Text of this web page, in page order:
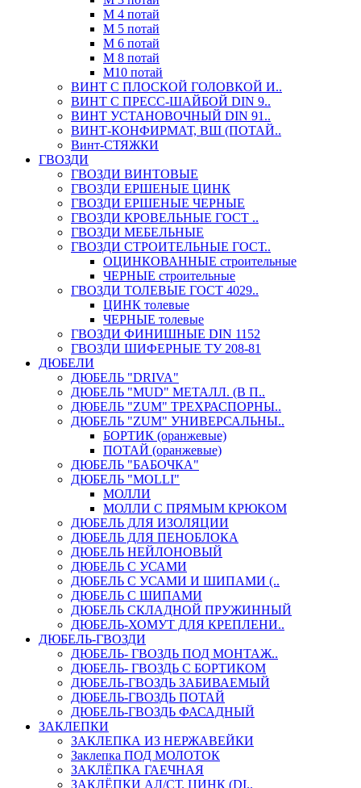
М 4 потай
М 5 потай
М 6 потай
М 8 потай
М10 потай
ВИНТ С ПЛОСКОЙ ГОЛОВКОЙ И..
ВИНТ С ПРЕСС-ШАЙБОЙ DIN 9..
ВИНТ УСТАНОВОЧНЫЙ DIN 91..
ВИНТ-КОНФИРМАТ, ВШ (ПОТАЙ..
Винт-СТЯЖКИ
ГВОЗДИ
ГВОЗДИ ВИНТОВЫЕ
ГВОЗДИ ЕРШЕНЫЕ ЦИНК
ГВОЗДИ ЕРШЕНЫЕ ЧЕРНЫЕ
ГВОЗДИ КРОВЕЛЬНЫЕ ГОСТ ..
ГВОЗДИ МЕБЕЛЬНЫЕ
ГВОЗДИ СТРОИТЕЛЬНЫЕ ГОСТ..
ОЦИНКОВАННЫЕ строительные
ЧЕРНЫЕ строительные
ГВОЗДИ ТОЛЕВЫЕ ГОСТ 4029..
ЦИНК толевые
ЧЕРНЫЕ толевые
ГВОЗДИ ФИНИШНЫЕ DIN 1152
ГВОЗДИ ШИФЕРНЫЕ ТУ 208-81
ДЮБЕЛИ
ДЮБЕЛЬ "DRIVA"
ДЮБЕЛЬ "MUD" МЕТАЛЛ. (В П..
ДЮБЕЛЬ "ZUM" ТРЕХРАСПОРНЫ..
ДЮБЕЛЬ "ZUM" УНИВЕРСАЛЬНЫ..
БОРТИК (оранжевые)
ПОТАЙ (оранжевые)
ДЮБЕЛЬ "БАБОЧКА"
ДЮБЕЛЬ "МOLLI"
МОЛЛИ
МОЛЛИ С ПРЯМЫМ КРЮКОМ
ДЮБЕЛЬ ДЛЯ ИЗОЛЯЦИИ
ДЮБЕЛЬ ДЛЯ ПЕНОБЛОКА
ДЮБЕЛЬ НЕЙЛОНОВЫЙ
ДЮБЕЛЬ С УСАМИ
ДЮБЕЛЬ С УСАМИ И ШИПАМИ (..
ДЮБЕЛЬ С ШИПАМИ
ДЮБЕЛЬ СКЛАДНОЙ ПРУЖИННЫЙ
ДЮБЕЛЬ-ХОМУТ ДЛЯ КРЕПЛЕНИ..
ДЮБЕЛЬ-ГВОЗДИ
ДЮБЕЛЬ- ГВОЗДЬ ПОД МОНТАЖ..
ДЮБЕЛЬ- ГВОЗДЬ С БОРТИКОМ
ДЮБЕЛЬ-ГВОЗДЬ ЗАБИВАЕМЫЙ
ДЮБЕЛЬ-ГВОЗДЬ ПОТАЙ
ДЮБЕЛЬ-ГВОЗДЬ ФАСАДНЫЙ
ЗАКЛЕПКИ
ЗАКЛЕПКА ИЗ НЕРЖАВЕЙКИ
Заклепка ПОД МОЛОТОК
ЗАКЛЁПКА ГАЕЧНАЯ
ЗАКЛЁПКИ АЛ/СТ. ЦИНК (DI..